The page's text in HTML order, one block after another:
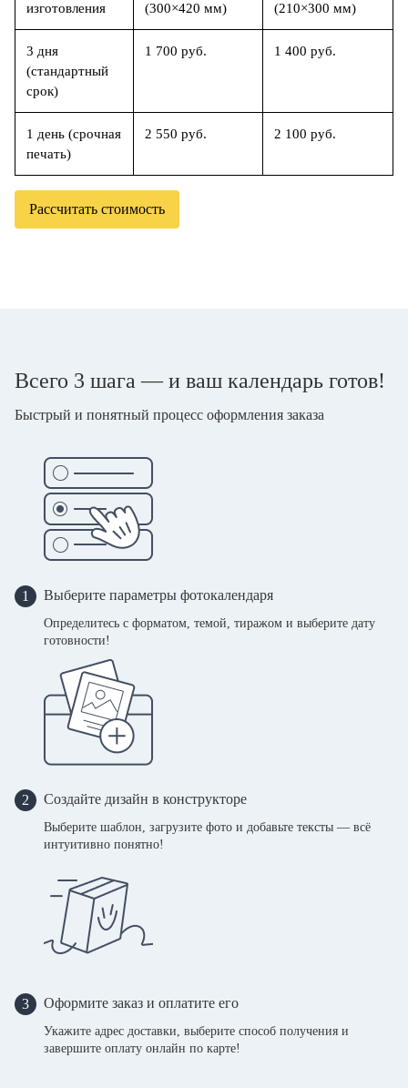
изготовления
(300×420 мм)
(210×300 мм)
3 дня
(стандартный
срок)
1 700 руб. 1 400 руб.
1 день (срочная
печать)
2 550 руб. 2 100 руб.
Рассчитать стоимость
Всего 3 шага — и ваш календарь готов!
Быстрый и понятный процесс оформления заказа
1 Выберите параметры фотокалендаря
Определитесь с форматом, темой, тиражом и выберите дату
готовности!
2 Создайте дизайн в конструкторе
Выберите шаблон, загрузите фото и добавьте тексты — всё
интуитивно понятно!
3 Оформите заказ и оплатите его
Укажите адрес доставки, выберите способ получения и
завершите оплату онлайн по карте!